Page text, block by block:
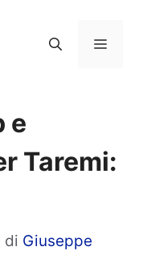
Menu
e
Taremi:
di Giuseppe